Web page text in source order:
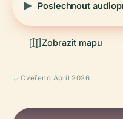
Poslechnout
Zobrazit mapu
Ověřeno April 2026